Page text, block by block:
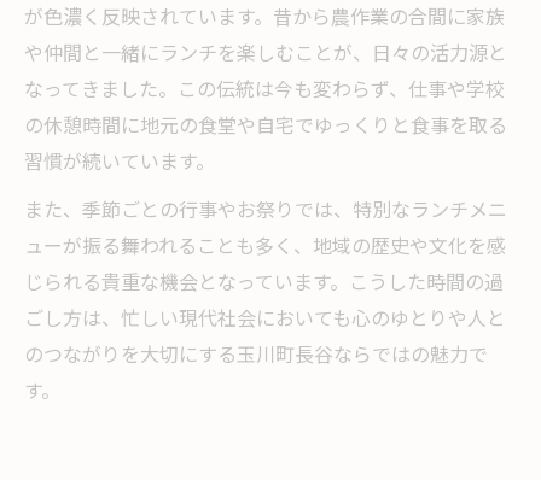
が色濃く反映されています。昔から農作業の合間に家族
や仲間と一緒にランチを楽しむことが、日々の活力源と
なってきました。この伝統は今も変わらず、仕事や学校
の休憩時間に地元の食堂や自宅でゆっくりと食事を取る
習慣が続いています。
また、季節ごとの行事やお祭りでは、特別なランチメニ
ューが振る舞われることも多く、地域の歴史や文化を感
じられる貴重な機会となっています。こうした時間の過
ごし方は、忙しい現代社会においても心のゆとりや人と
のつながりを大切にする玉川町長谷ならではの魅力で
す。